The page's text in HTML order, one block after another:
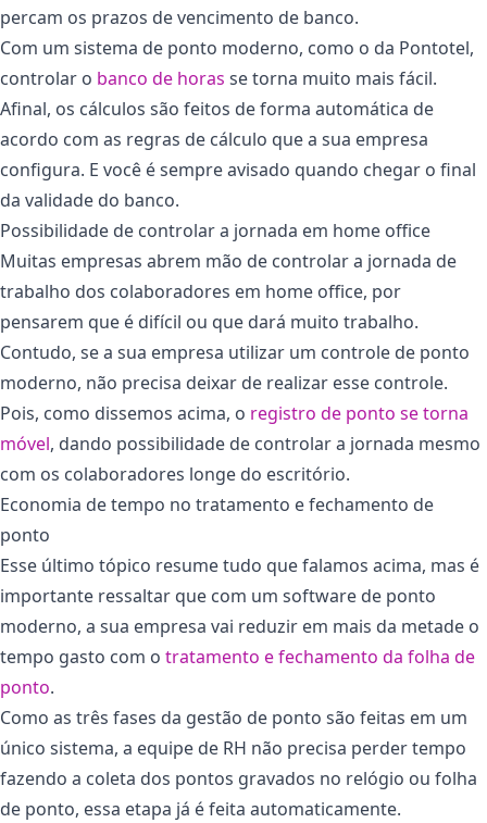
percam os prazos de vencimento de banco.
Com um sistema de ponto moderno, como o da Pontotel,
controlar o banco de horas se torna muito mais fácil.
Afinal, os cálculos são feitos de forma automática de
acordo com as regras de cálculo que a sua empresa
configura. E você é sempre avisado quando chegar o final
da validade do banco.
Possibilidade de controlar a jornada em home office
Muitas empresas abrem mão de controlar a jornada de
trabalho dos colaboradores em home office, por
pensarem que é difícil ou que dará muito trabalho.
Contudo, se a sua empresa utilizar um controle de ponto
moderno, não precisa deixar de realizar esse controle.
Pois, como dissemos acima, o registro de ponto se torna
móvel, dando possibilidade de controlar a jornada mesmo
com os colaboradores longe do escritório.
Economia de tempo no tratamento e fechamento de
ponto
Esse último tópico resume tudo que falamos acima, mas é
importante ressaltar que com um software de ponto
moderno, a sua empresa vai reduzir em mais da metade o
tempo gasto com o tratamento e fechamento da folha de
ponto.
Como as três fases da gestão de ponto são feitas em um
único sistema, a equipe de RH não precisa perder tempo
fazendo a coleta dos pontos gravados no relógio ou folha
de ponto, essa etapa já é feita automaticamente.